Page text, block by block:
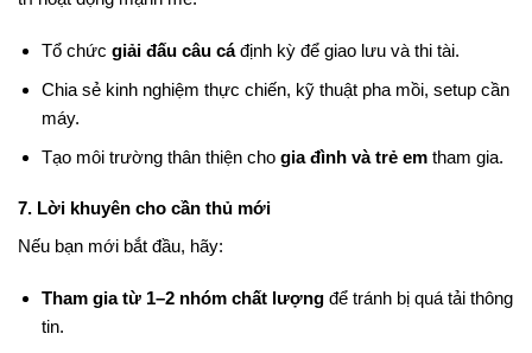
Tổ chức giải đấu câu cáđịnh kỳ để giao lưu và thi tài.
Chia sẻ kinh nghiệm thực chiến, kỹ thuật pha mồi, setup cần
máy.
Tạo môi trường thân thiện cho gia đình và trẻ emtham gia.
7. Lời khuyên cho cần thủ mới
Nếu bạn mới bắt đầu, hãy:
Tham gia từ 1–2 nhóm chất lượngđể tránh bị quá tải thông
tin.